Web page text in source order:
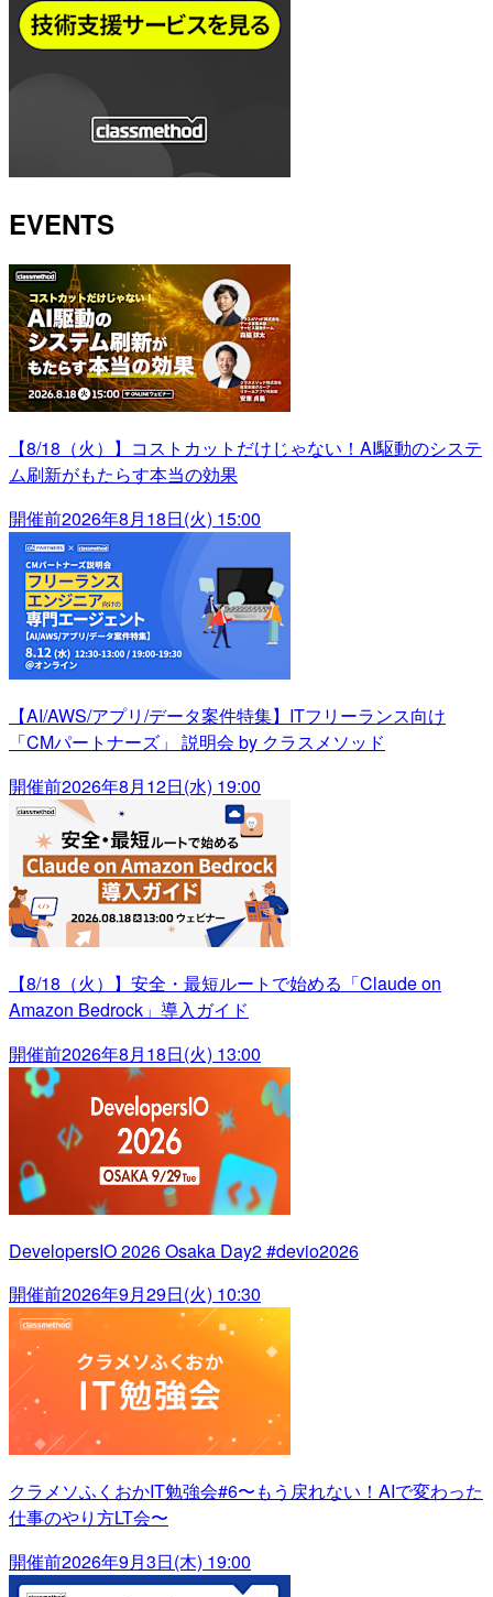
EVENTS
【8/18（火）】コストカットだけじゃない！AI駆動のシステ
ム刷新がもたらす本当の効果
開催前2026年8月18日(火) 15:00
【AI/AWS/アプリ/データ案件特集】ITフリーランス向け
「CMパートナーズ」 説明会 by クラスメソッド
開催前2026年8月12日(水) 19:00
【8/18（火）】安全・最短ルートで始める「Claude on
Amazon Bedrock」導入ガイド
開催前2026年8月18日(火) 13:00
DevelopersIO 2026 Osaka Day2 #devio2026
開催前2026年9月29日(火) 10:30
クラメソふくおかIT勉強会#6〜もう戻れない！AIで変わった
仕事のやり方LT会〜
開催前2026年9月3日(木) 19:00